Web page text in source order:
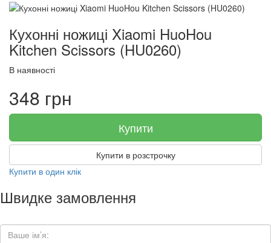
Кухонні ножиці Xiaomi HuoHou
Kitchen Scissors (HU0260)
В наявності
348 грн
Купити
Купити в розстрочку
Купити в один клік
Швидке замовлення